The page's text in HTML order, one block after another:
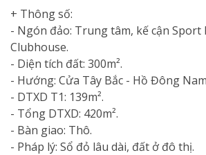
+ Thông số:
- Ngón đảo: Trung tâm, kế cận Sport
Clubhouse.
- Diện tích đất: 300m².
- Hướng: Cửa Tây Bắc - Hồ Đông
- DTXD T1: 139m².
- Tổng DTXD: 420m².
- Bàn giao: Thô.
- Pháp lý: Sổ đỏ lâu dài, đất ở đô thị.